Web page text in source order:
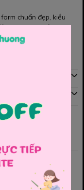
chuẩn đẹp, kiểu
bé cực chất luôn
họa tiết dễ